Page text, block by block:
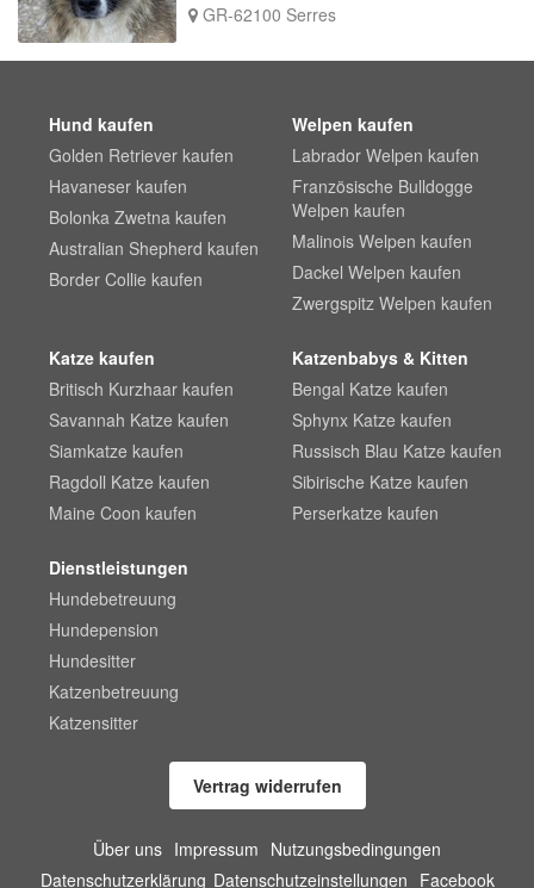
GR-62100 Serres
Hund kaufen
Golden Retriever kaufen
Havaneser kaufen
Bolonka Zwetna kaufen
Australian Shepherd kaufen
Border Collie kaufen
Welpen kaufen
Labrador Welpen kaufen
Französische Bulldogge
Welpen kaufen
Malinois Welpen kaufen
Dackel Welpen kaufen
Zwergspitz Welpen kaufen
Katze kaufen
Britisch Kurzhaar kaufen
Savannah Katze kaufen
Siamkatze kaufen
Ragdoll Katze kaufen
Maine Coon kaufen
Katzenbabys & Kitten
Bengal Katze kaufen
Sphynx Katze kaufen
Russisch Blau Katze kaufen
Sibirische Katze kaufen
Perserkatze kaufen
Dienstleistungen
Hundebetreuung
Hundepension
Hundesitter
Katzenbetreuung
Katzensitter
Vertrag widerrufen
Über uns Impressum Nutzungsbedingungen
Datenschutzerklärung Datenschutzeinstellungen Facebook